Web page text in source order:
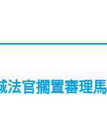
法官擱置審理